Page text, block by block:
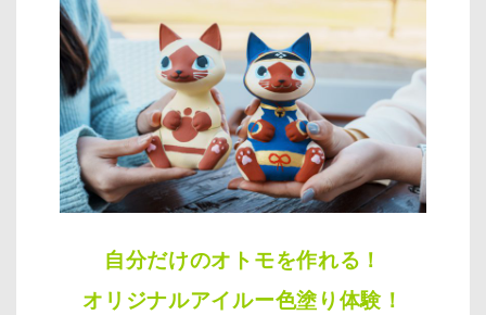
自分だけのオトモを作れる！
オリジナルアイルー色塗り体験！